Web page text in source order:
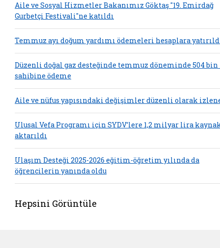
Aile ve Sosyal Hizmetler Bakanımız Göktaş "19. Emirdağ
Gurbetçi Festivali"ne katıldı
Temmuz ayı doğum yardımı ödemeleri hesaplara
Düzenli doğal gaz desteğinde temmuz döneminde 504
sahibine ödeme
Aile ve nüfus yapısındaki değişimler düzenli olarak
Ulusal Vefa Programı için SYDV’lere 1,2 milyar lira
aktarıldı
Ulaşım Desteği 2025-2026 eğitim-öğretim yılında da
öğrencilerin yanında oldu
Hepsini Görüntüle